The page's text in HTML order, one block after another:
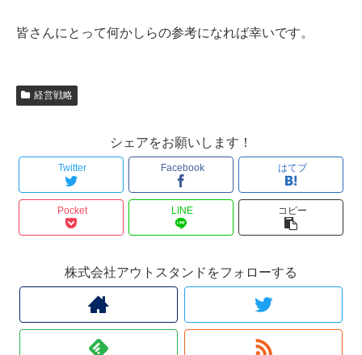
皆さんにとって何かしらの参考になれば幸いです。
経営戦略
シェアをお願いします！
Twitter Facebook はてブ
Pocket LINE コピー
株式会社アウトスタンドをフォローする